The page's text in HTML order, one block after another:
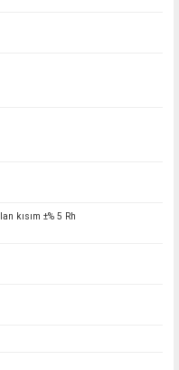
kısım ±% 5 Rh